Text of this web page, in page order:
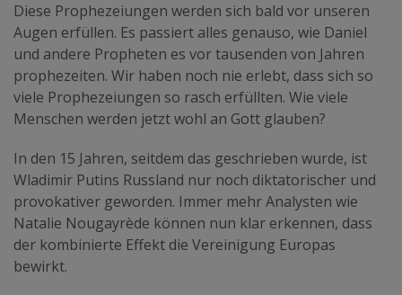
Diese Prophezeiungen werden sich bald vor unseren
Augen erfüllen. Es passiert alles genauso, wie Daniel
und andere Propheten es vor tausenden von Jahren
prophezeiten. Wir haben noch nie erlebt, dass sich so
viele Prophezeiungen so rasch erfüllten. Wie viele
Menschen werden jetzt wohl an Gott glauben?
In den 15 Jahren, seitdem das geschrieben wurde, ist
Wladimir Putins Russland nur noch diktatorischer und
provokativer geworden. Immer mehr Analysten wie
Natalie Nougayrède können nun klar erkennen, dass
der kombinierte Effekt die Vereinigung Europas
bewirkt.